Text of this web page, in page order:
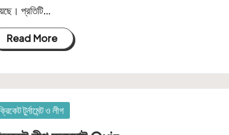
প্রতিটি…
Read More
টুর্নামেন্ট ও লীগ